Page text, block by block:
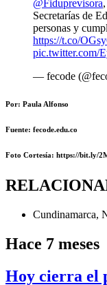
@Fiduprevisora
Secretarías de
personas y
https://t.co/
pic.twitter.com/
— fecode
Por: Paula Alfonso
Fuente: fecode.edu.co
Foto Cortesía: https://bit.ly/
Cundinamarca,
Hace 7 meses
Hoy cierra el